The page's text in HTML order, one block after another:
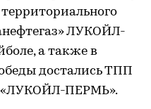
ЛУКОЙЛ-
а также в
достались ТПП
«ЛУКОЙЛ-ПЕРМЬ».